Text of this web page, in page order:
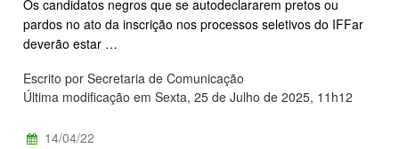
Os candidatos negros que se autodeclararem pretos ou
pardos no ato da inscrição nos processos seletivos do IFFar
deverão estar …
Escrito por Secretaria de Comunicação
Última modificação em Sexta, 25 de Julho de 2025, 11h12
14/04/22